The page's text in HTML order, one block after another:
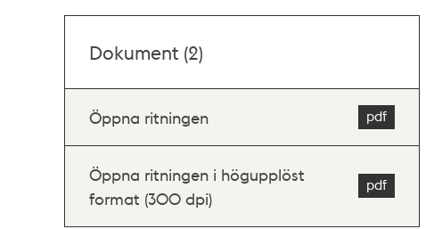
Dokument (2)
Öppna ritningen
Öppna ritningen i högupplöst
format (300 dpi)